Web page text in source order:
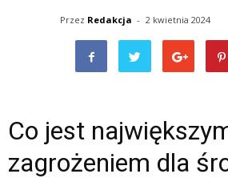
Przez Redakcja - 2 kwietnia 2024
Co jest
zagrożeniem dla